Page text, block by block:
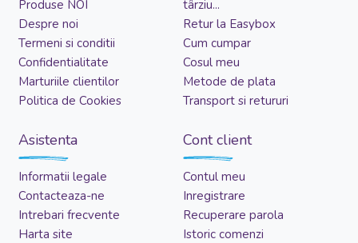
Produse NOI
Despre noi
Termeni si conditii
Confidentialitate
Marturiile clientilor
Politica de Cookies
târziu...
Retur la Easybox
Cum cumpar
Cosul meu
Metode de plata
Transport si retururi
Asistenta
Informatii legale
Contacteaza-ne
Intrebari frecvente
Harta site
Cont client
Contul meu
Inregistrare
Recuperare parola
Istoric comenzi